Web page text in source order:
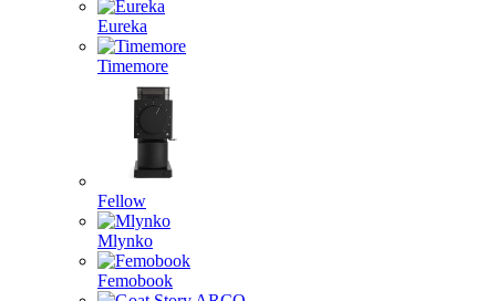
Eureka
Timemore
Fellow
Mlynko
Femobook